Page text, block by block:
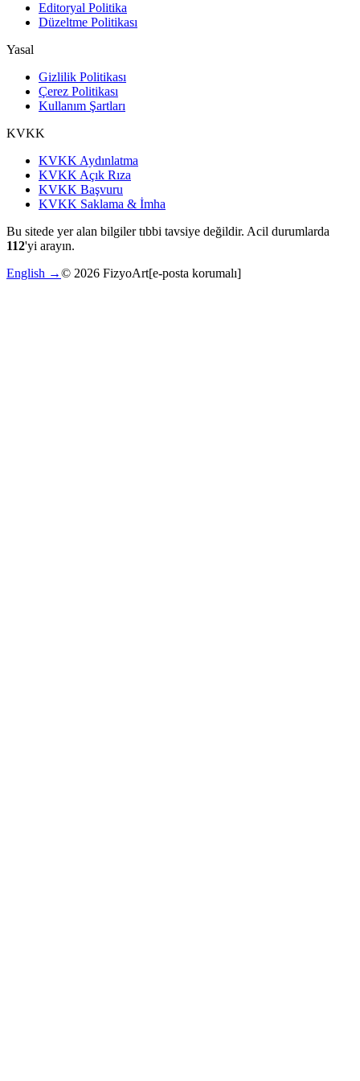
Editoryal Politika
Düzeltme Politikası
Yasal
Gizlilik Politikası
Çerez Politikası
Kullanım Şartları
KVKK
KVKK Aydınlatma
KVKK Açık Rıza
KVKK Başvuru
KVKK Saklama & İmha
Bu sitede yer alan bilgiler tıbbi tavsiye değildir. Acil durumlarda
112'yi arayın.
English →© 2026 FizyoArt[e-posta korumalı]